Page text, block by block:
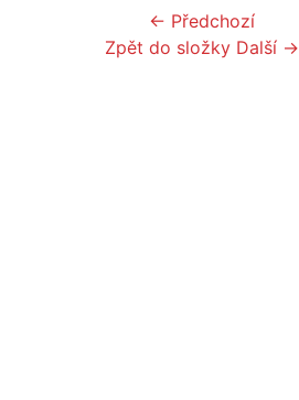
← Předchozí
Zpět do složky Další →